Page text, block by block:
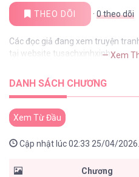
THEO DÕI · 0theo dõi
Các đọc giả đang xem truyện
tại website tusachxinhxinh— Xem
DANH SÁCH CHƯƠNG
Xem Từ Đầu
Cập nhật lúc 02:33 25/04/2026.
Chương